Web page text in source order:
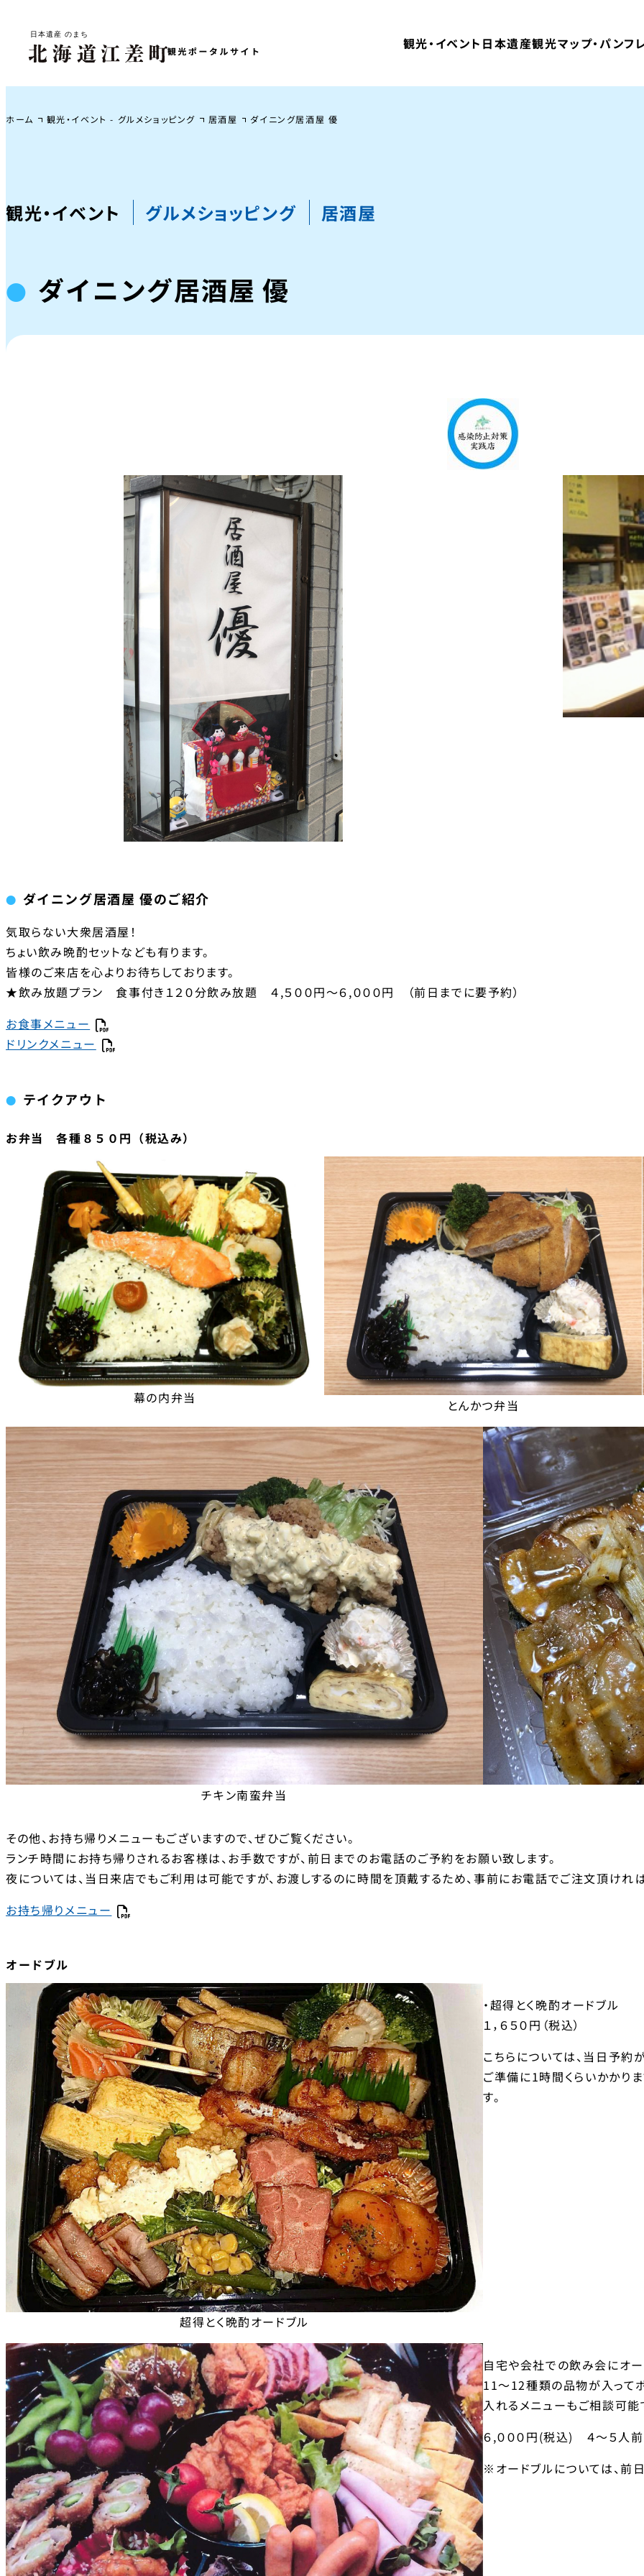
観光・イベント 日本遺産観光マップ・パンフ
ホーム 観光・イベント - グルメショッピング 居酒屋 ダイニング居酒屋 優
観光・イベント グルメショッピング 居酒屋
ダイニング居酒屋 優
ダイニング居酒屋 優のご紹介
気取らない大衆居酒屋！
ちょい飲み晩酌セットなども有ります。
皆様のご来店を心よりお待ちしております。
★飲み放題プラン 食事付き１２０分飲み放題 ４,５００円～６,０００円 （前日までに要予約）
お食事メニュー
ドリンクメニュー
テイクアウト
お弁当 各種８５０円（税込み）
幕の内弁当 とんかつ弁当
チキン南蛮弁当
その他、お持ち帰りメニューもございますので、ぜひご覧ください。
ランチ時間にお持ち帰りされるお客様は、お手数ですが、前日までのお電話のご予約をお願い致します。
夜については、当日来店でもご利用は可能ですが、お渡しするのに時間を頂戴するため、事前にお電話でご注文頂けれ
お持ち帰りメニュー
オードブル
超得とく晩酌オードブル
・超得とく晩酌オードブル
１，６５０円（税込）
こちらについては、当日予約
ご準備に1時間くらいかかり
す。
自宅や会社での飲み会にオー
11～12種類の品物が入って
入れるメニューもご相談可能
６,０００円(税込) ４～５人前
※オードブルについては、前